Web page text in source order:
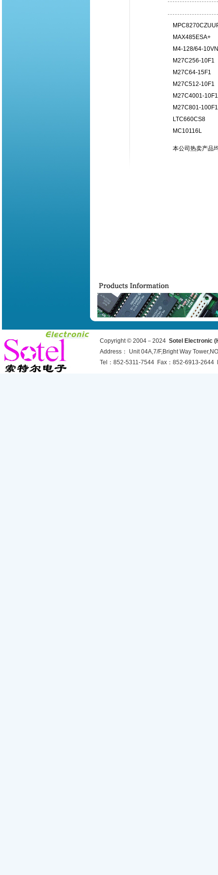
MAX485ESA+
M4-128/64-
M27C256-10F1
M27C64-15F1
M27C512-10F1
M27C4001-10F1
M27C801-100F1
LTC660CS8
MC10116L
本公司热卖产品
Copyright © 2004－2024 Sotel Electronic
Address： Unit 04A,7/F,Bright Way
Tel：852-5311-7544 Fax：852-6913-2644